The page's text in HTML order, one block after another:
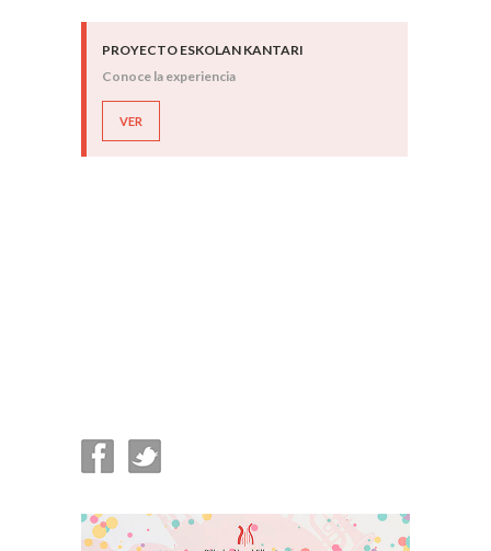
PROYECTO ESKOLAN KANTARI
Conoce la experiencia
VER